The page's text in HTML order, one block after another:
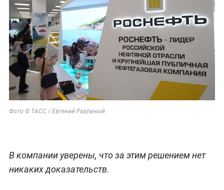
Фото © ТАСС / Евгений Разумный
В компании уверены, что за этим решением нет
никаких доказательств.